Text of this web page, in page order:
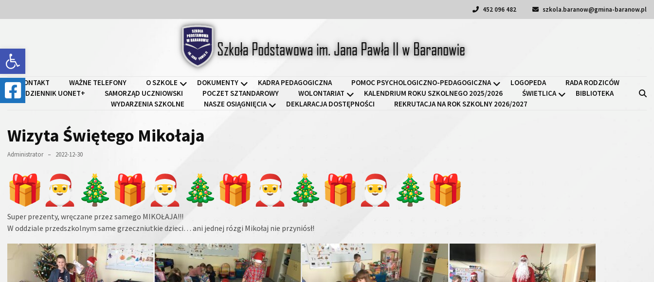
Open toolbar
to
to
452 096 482 szkola.baranow@gmina-baranow.pl
Szkoła Podstawowa im. Jana Pawła II w Baranowie
KONTAKT WAŻNE TELEFONY O SZKOLE DOKUMENTY KADRA PEDAGOGICZNA POMOC PSYCHOLOGICZNO-PEDAGOGICZNA LOGOPEDA
RADA RODZICÓW
DZIENNIK UONET+
SAMORZĄD UCZNIOWSKI POCZET SZTANDAROWY WOLONTARIAT KALENDRIUM ROKU SZKOLNEGO 2025/2026 ŚWIETLICA
BIBLIOTEKA
WYDARZENIA SZKOLNE
NASZE OSIĄGNIĘCIA DEKLARACJA DOSTĘPNOŚCI REKRUTACJA NA ROK SZKOLNY 2026/2027
Wizyta Świętego Mikołaja
Administrator 2022-12-30
Super prezenty, wręczane przez samego MIKOŁAJA!!!
W oddziale przedszkolnym same grzeczniutkie dzieci… ani jednej rózgi Mikołaj nie przyniósł!